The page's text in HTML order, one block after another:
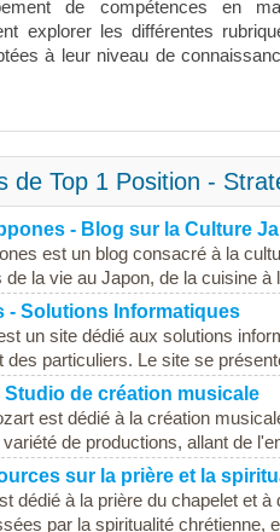
de compétences en
explorer les différentes
à leur niveau de
de Top 1 Position -
- Blog sur la Culture
est un blog consacré à la
la vie au Japon, de la cuisine à
- Solutions Informatiques
un site dédié aux solutions
des particuliers. Le site se
Studio de création musicale
est dédié à la création
de productions, allant de
sur la prière et la
dédié à la prière du chapelet et
par la spiritualité chrétienne,